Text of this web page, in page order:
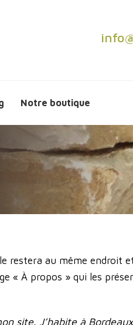
Notre boutique
restera au même
« À propos » qui les
site. J’habite à